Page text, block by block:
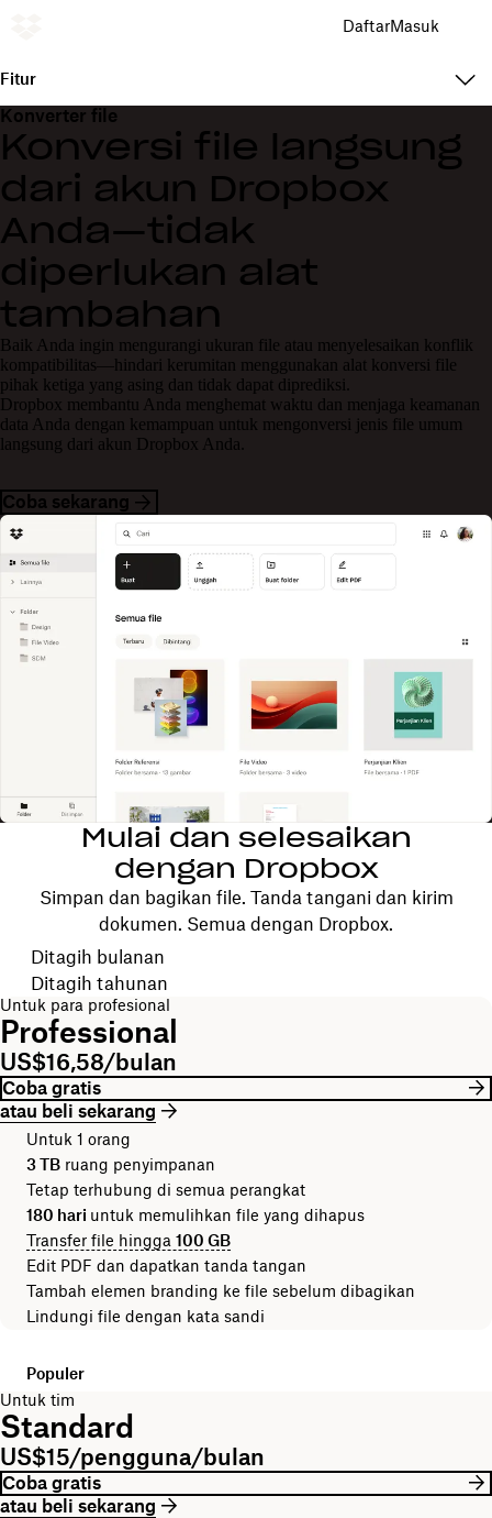
DaftarMasuk
Fitur
Konverter file
Konversi file langsung
dari akun Dropbox
Anda—tidak
diperlukan alat
tambahan
Baik Anda ingin mengurangi ukuran file atau menyelesaikan konflik
kompatibilitas—hindari kerumitan menggunakan alat konversi file
pihak ketiga yang asing dan tidak dapat diprediksi.
Dropbox membantu Anda menghemat waktu dan menjaga keamanan
data Anda dengan kemampuan untuk mengonversi jenis file umum
langsung dari akun Dropbox Anda.
Coba sekarang
Mulai dan selesaikan
dengan Dropbox
Simpan dan bagikan file. Tanda tangani dan kirim
dokumen. Semua dengan Dropbox.
Pilih periode tagihan Anda
Ditagih bulanan
Ditagih tahunan
Untuk para profesional
Professional
US$16,58/bulan
Coba gratis
atau beli sekarang
Untuk 1 orang
3 TB ruang penyimpanan
Tetap terhubung di semua perangkat
180 hari untuk memulihkan file yang dihapus
Transfer file hingga 100 GB
Edit PDF dan dapatkan tanda tangan
Tambah elemen branding ke file sebelum dibagikan
Lindungi file dengan kata sandi
Populer
Untuk tim
Standard
US$15/pengguna/bulan
Coba gratis
atau beli sekarang